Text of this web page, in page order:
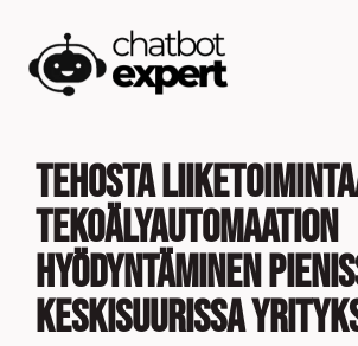
Skip
Tehosta
tekoälyautomaation
hyödyntäminen
keskisuurissa